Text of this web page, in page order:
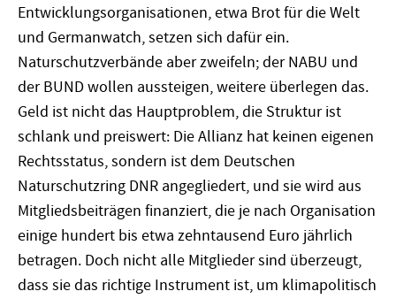
Entwicklungsorganisationen, etwa Brot für die Welt
und Germanwatch, setzen sich dafür ein.
Naturschutzverbände aber zweifeln; der NABU und
der BUND wollen aussteigen, weitere überlegen das.
Geld ist nicht das Hauptproblem, die Struktur ist
schlank und preiswert: Die Allianz hat keinen eigenen
Rechtsstatus, sondern ist dem Deutschen
Naturschutzring DNR angegliedert, und sie wird aus
Mitgliedsbeiträgen finanziert, die je nach Organisation
einige hundert bis etwa zehntausend Euro jährlich
betragen. Doch nicht alle Mitglieder sind überzeugt,
dass sie das richtige Instrument ist, um klimapolitisch